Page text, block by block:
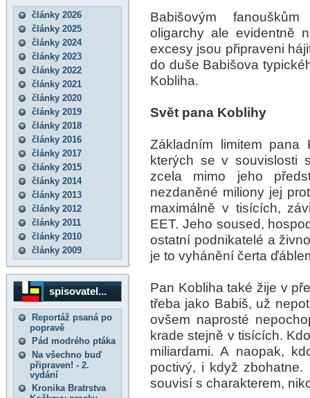
články 2026
články 2025
články 2024
články 2023
články 2022
články 2021
články 2020
články 2019
články 2018
články 2016
články 2017
články 2015
články 2014
články 2013
články 2012
články 2011
články 2010
články 2009
spisovatel...
Reportáž psaná po
popravě
Pád modrého ptáka
Na všechno buď
připraven! - 2.
vydání
Kronika Bratrstva
Babišovým
oligarchy ale evidentně
excesy jsou připraveni
do duše Babišova
Kobliha.
Svět pana Koblihy
Základním limitem
kterých se v souvislosti
zcela mimo jeho
nezdaněné miliony jej
maximálně v tisících,
EET. Jeho soused,
ostatní podnikatelé a
je to vyhánění čerta
Pan Kobliha také žije v
třeba jako Babiš, už
ovšem naprosté
krade stejně v tisících.
miliardami. A naopak,
poctivý, i když
souvisí s charakterem,